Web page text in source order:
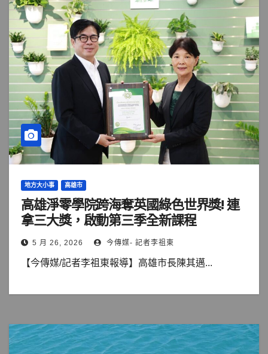
地方大小事 高雄市
高雄淨零學院跨海奪英國綠色世界獎! 連
拿三大獎，啟動第三季全新課程
5 月 26, 2026 今傳媒- 記者李祖東
【今傳媒/記者李祖東報導】高雄市長陳其邁...